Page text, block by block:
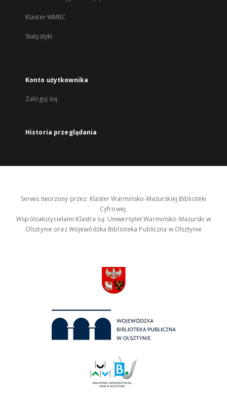
Klaster WMBC
Statystyki
Konto użytkownika
Zaloguj się
Historia przeglądania
Serwis tworzony przez: Klaster Warmińsko-Mazurskiej Biblioteki
Cyfrowej.
Współzałożycielami Klastra są: Uniwersytet Warmińsko-Mazurski w
Olsztynie oraz Wojewódzka Biblioteka Publiczna w Olsztynie